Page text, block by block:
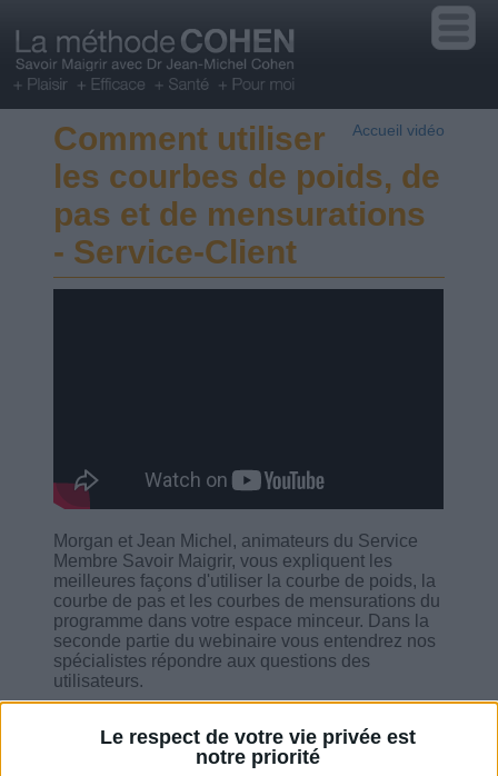
Le respect de votre vie privée est
notre priorité
Accueil vidéo
Comment utiliser
les courbes de poids, de
pas et de mensurations
- Service-Client
Morgan et Jean Michel, animateurs du Service
Membre Savoir Maigrir, vous expliquent les
meilleures façons d'utiliser la courbe de poids, la
courbe de pas et les courbes de mensurations du
programme dans votre espace minceur. Dans la
seconde partie du webinaire vous entendrez nos
spécialistes répondre aux questions des
utilisateurs.